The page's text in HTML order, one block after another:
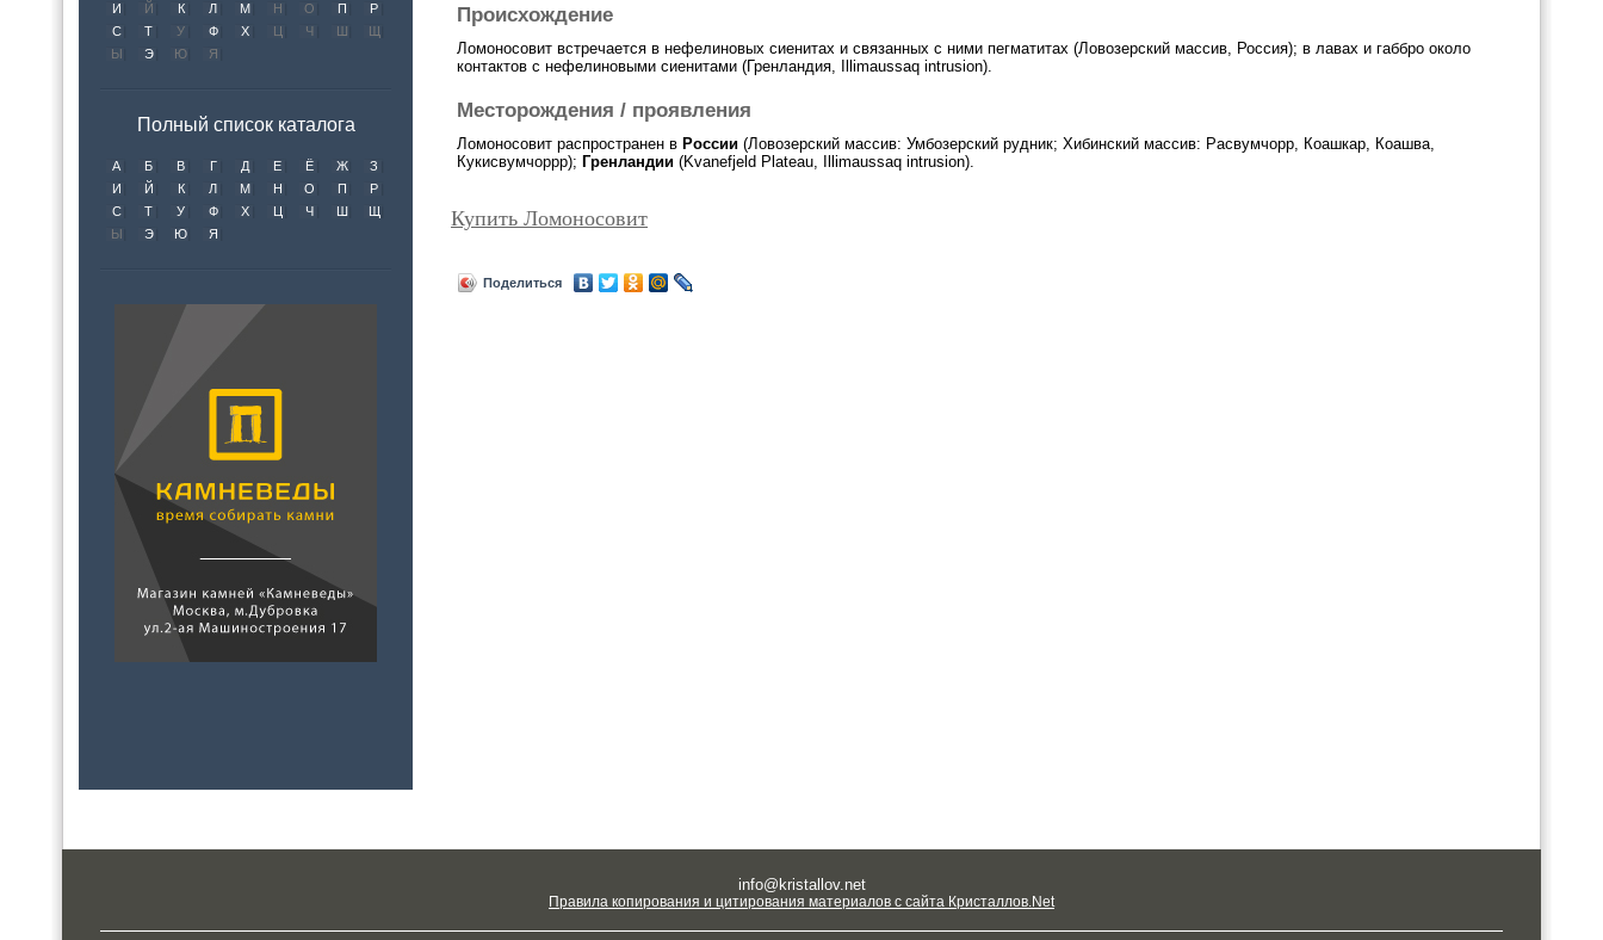
И
Й К Л М Н О П
Р
С
Т У Ф Х Ц Ч Ш
Щ
Ы
Э Ю Я
Полный список каталога
А Б В Г Д Е Ё Ж
З
И
Й К Л М Н О П
Р
С
Т У Ф Х Ц Ч Ш
Щ
Ы
Э Ю Я
Происхождение
Ломоносовит встречается в нефелиновых сиенитах и связанных с ними пегматитах (Ловозерский массив, Россия); в лавах и габбро около
контактов с нефелиновыми сиенитами (Гренландия, Illimaussaq intrusion).
Месторождения / проявления
Ломоносовит распространен в России (Ловозерский массив: Умбозерский рудник; Хибинский массив: Расвумчорр, Коашкар, Коашва,
Кукисвумчоррр); Гренландии (Kvanefjeld Plateau, Illimaussaq intrusion).
Купить Ломоносовит
Поделиться
info@kristallov.net
Правила копирования и цитирования материалов с сайта Кристаллов.Net